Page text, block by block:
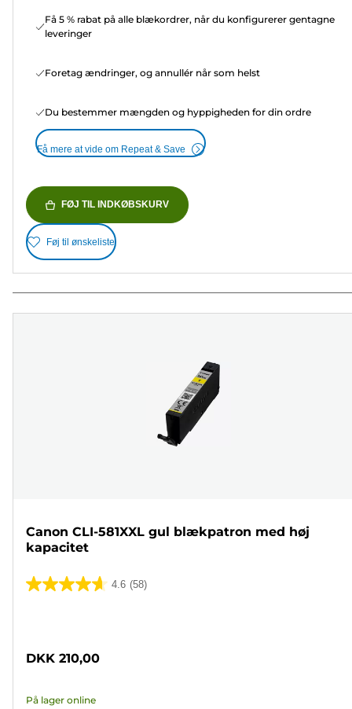
Få 5 % rabat på alle blækordrer, når du konfigurerer gentagne
leveringer
Foretag ændringer, og annullér når som helst
Du bestemmer mængden og hyppigheden for din ordre
Få mere at vide om Repeat & Save
FØJ TIL INDKØBSKURV
Føj til ønskeliste
Canon CLI-581XXL gul blækpatron med høj
kapacitet
4.6 (58)
4.6
stjerner.
anmeldelser
DKK 210,00
På lager online